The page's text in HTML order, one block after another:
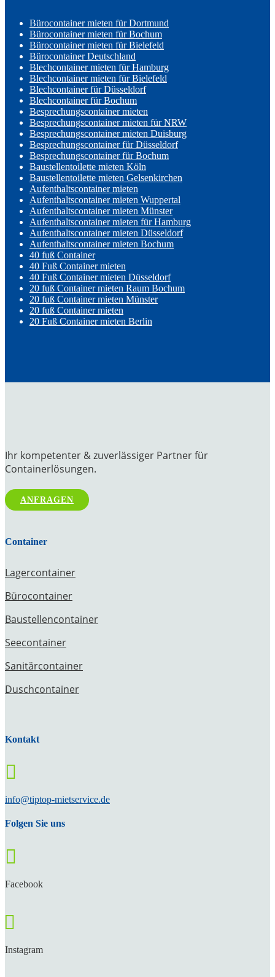
Bürocontainer mieten für Dortmund
Bürocontainer mieten für Bochum
Bürocontainer mieten für Bielefeld
Bürocontainer Deutschland
Blechcontainer mieten für Hamburg
Blechcontainer mieten für Bielefeld
Blechcontainer für Düsseldorf
Blechcontainer für Bochum
Besprechungscontainer mieten
Besprechungscontainer mieten für NRW
Besprechungscontainer mieten Duisburg
Besprechungscontainer für Düsseldorf
Besprechungscontainer für Bochum
Baustellentoilette mieten Köln
Baustellentoilette mieten Gelsenkirchen
Aufenthaltscontainer mieten
Aufenthaltscontainer mieten Wuppertal
Aufenthaltscontainer mieten Münster
Aufenthaltscontainer mieten für Hamburg
Aufenthaltscontainer mieten Düsseldorf
Aufenthaltscontainer mieten Bochum
40 fuß Container
40 Fuß Container mieten
40 Fuß Container mieten Düsseldorf
20 fuß Container mieten Raum Bochum
20 fuß Container mieten Münster
20 fuß Container mieten
20 Fuß Container mieten Berlin
Ihr kompetenter & zuverlässiger Partner für
Containerlösungen.
ANFRAGEN
Container
Lagercontainer
Bürocontainer
Baustellencontainer
Seecontainer
Sanitärcontainer
Duschcontainer
Kontakt

info@tiptop-mietservice.de
Folgen Sie uns

Facebook

Instagram